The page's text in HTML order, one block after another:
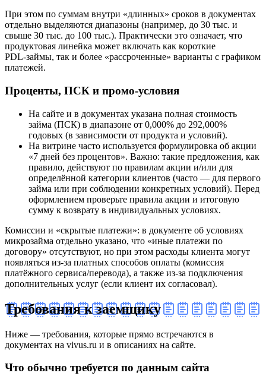
При этом по суммам внутри «длинных» сроков в документах
отдельно выделяются диапазоны (например, до 30 тыс. и
свыше 30 тыс. до 100 тыс.). Практически это означает, что
продуктовая линейка может включать как короткие
PDL‑займы, так и более «рассроченные» варианты с графиком
платежей.
Проценты, ПСК и промо‑условия
На сайте и в документах указана полная стоимость
займа (ПСК) в диапазоне от 0,000% до 292,000%
годовых (в зависимости от продукта и условий).
На витрине часто используется формулировка об акции
«7 дней без процентов». Важно: такие предложения, как
правило, действуют по правилам акции и/или для
определённой категории клиентов (часто — для первого
займа или при соблюдении конкретных условий). Перед
оформлением проверьте правила акции и итоговую
сумму к возврату в индивидуальных условиях.
Комиссии и «скрытые платежи»: в документе об условиях
микрозайма отдельно указано, что «иные платежи по
договору» отсутствуют, но при этом расходы клиента могут
появляться из‑за платных способов оплаты (комиссия
платёжного сервиса/перевода), а также из‑за подключения
дополнительных услуг (если клиент их согласовал).
Требования к заемщику
Ниже — требования, которые прямо встречаются в
документах на vivus.ru и в описаниях на сайте.
Что обычно требуется по данным сайта